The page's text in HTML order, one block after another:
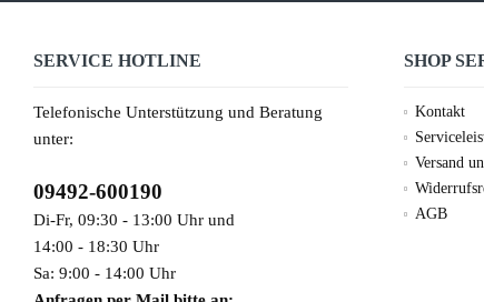
SERVICE HOTLINE
Telefonische Unterstützung und Beratung
unter:
09492-600190
Di-Fr, 09:30 - 13:00 Uhr und
14:00 - 18:30 Uhr
Sa: 9:00 - 14:00 Uhr
SHOP
Kontakt
Versand
AGB